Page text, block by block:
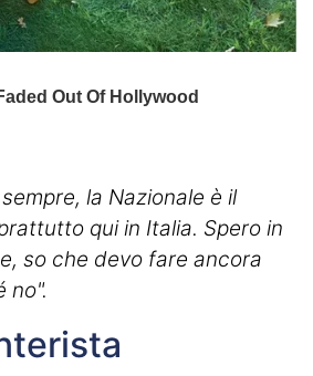
la Nazionale è il
qui in Italia. Spero in
so che devo fare ancora
no".